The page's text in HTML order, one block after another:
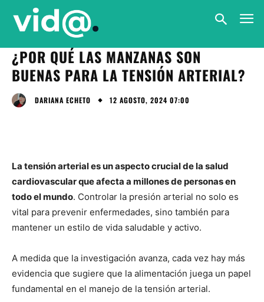
¿POR QUÉ LAS MANZANAS SON
BUENAS PARA LA TENSIÓN ARTERIAL?
DARIANA ECHETO 12 AGOSTO, 2024 07:00
La tensión arterial es un aspecto crucial de la salud
cardiovascular que afecta a millones de personas en
todo el mundo. Controlar la presión arterial no solo es
vital para prevenir enfermedades, sino también para
mantener un estilo de vida saludable y activo.
A medida que la investigación avanza, cada vez hay más
evidencia que sugiere que la alimentación juega un papel
fundamental en el manejo de la tensión arterial.